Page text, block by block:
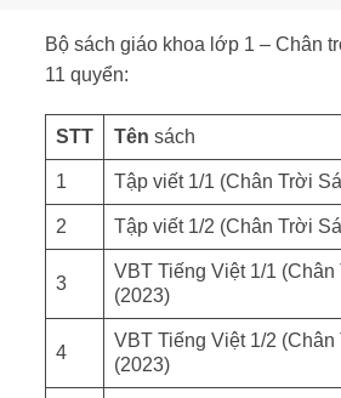
Bộ sách giáo khoa lớp 1 – Chân
11 quyển:
STT Tên sách
1 Tập viết 1/1 (Chân Trời
2 Tập viết 1/2 (Chân Trời
3
VBT Tiếng Việt 1/1
(2023)
4
VBT Tiếng Việt 1/2
(2023)